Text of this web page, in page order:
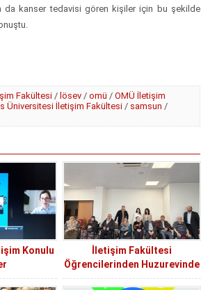
da kanser tedavisi gören kişiler için bu şekilde
Fakültesi / lösev / omü / OMÜ İletişim
Üniversitesi İletişim Fakültesi / samsun /
Konulu
İletişim Fakültesi
Öğrencilerinden Huzurevinde
Dijital Medya Etkinliği